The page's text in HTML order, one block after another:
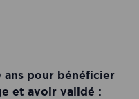
ans pour bénéficier
et avoir validé :